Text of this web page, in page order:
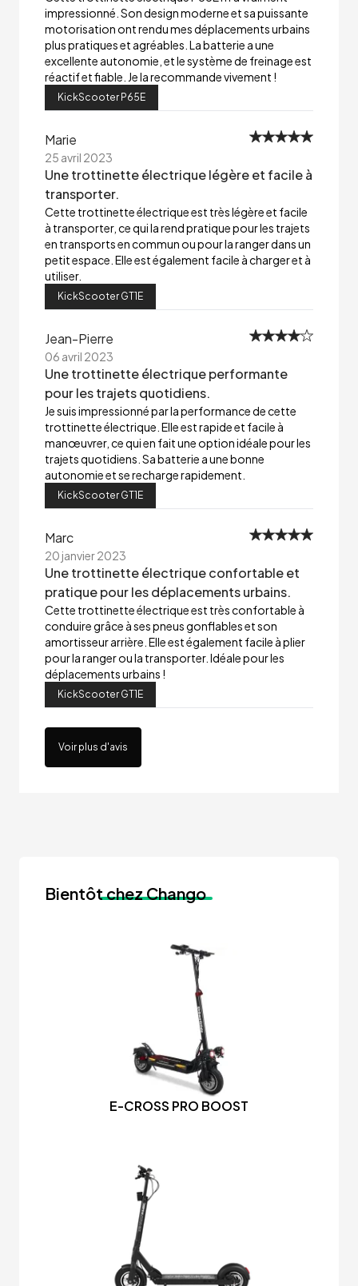
impressionné. Son design moderne et sa puissante
motorisation ont rendu mes déplacements urbains
plus pratiques et agréables. La batterie a une
excellente autonomie, et le système de freinage est
réactif et fiable. Je la recommande vivement !
KickScooter P65E
Marie
25 avril 2023
Une trottinette électrique légère et facile à
transporter.
Cette trottinette électrique est très légère et facile
à transporter, ce qui la rend pratique pour les trajets
en transports en commun ou pour la ranger dans un
petit espace. Elle est également facile à charger et à
utiliser.
KickScooter GT1E
Jean-Pierre
06 avril 2023
Une trottinette électrique performante
pour les trajets quotidiens.
Je suis impressionné par la performance de cette
trottinette électrique. Elle est rapide et facile à
manœuvrer, ce qui en fait une option idéale pour les
trajets quotidiens. Sa batterie a une bonne
autonomie et se recharge rapidement.
KickScooter GT1E
Marc
20 janvier 2023
Une trottinette électrique confortable et
pratique pour les déplacements urbains.
Cette trottinette électrique est très confortable à
conduire grâce à ses pneus gonflables et son
amortisseur arrière. Elle est également facile à plier
pour la ranger ou la transporter. Idéale pour les
déplacements urbains !
KickScooter GT1E
Voir plus d'avis
Bientôtchez Chango
E-CROSS PRO BOOST